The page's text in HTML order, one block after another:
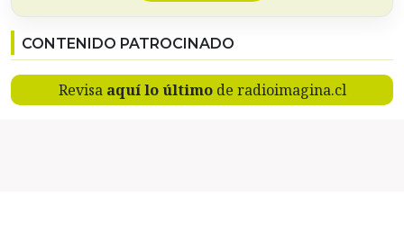
CONTENIDO PATROCINADO
Revisa aquí lo últimode radioimagina.cl